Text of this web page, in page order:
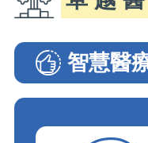
智慧醫
智慧醫療�G���e�_�I